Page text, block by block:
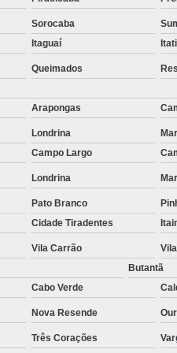
facilities
de cargas
serviço
de mão de
Sorocaba
Itaguaí
Queimados
Arapongas
Londrina
Campo Largo
Londrina
Pato Branco
Cidade Tiradentes
Vila Carrão
Butantã
Cabo Verde
Nova Resende
Três Corações